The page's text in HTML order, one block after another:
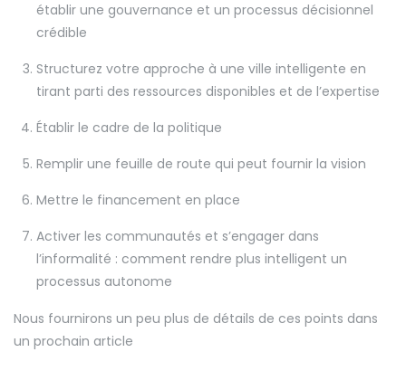
établir une gouvernance et un processus décisionnel
crédible
Structurez votre approche à une ville intelligente en
tirant parti des ressources disponibles et de l’expertise
Établir le cadre de la politique
Remplir une feuille de route qui peut fournir la vision
Mettre le financement en place
Activer les communautés et s’engager dans
l’informalité : comment rendre plus intelligent un
processus autonome
Nous fournirons un peu plus de détails de ces points dans
un prochain article